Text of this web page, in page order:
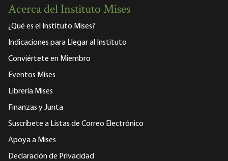
Acerca del Instituto Mises
¿Qué es el Instituto Mises?
Indicaciones para Llegar al Instituto
Conviértete en Miembro
Eventos Mises
Librería Mises
Finanzas y Junta
Suscríbete a Listas de Correo Electrónico
Apoya a Mises
Declaración de Privacidad